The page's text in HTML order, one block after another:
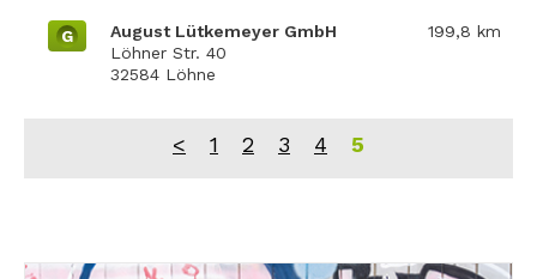
G
August Lütkemeyer GmbH
Löhner Str. 40
32584 Löhne
199,8 km
< 1 2 3 4 5